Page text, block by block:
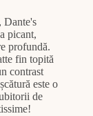
Dante's
picant,
profundă.
fin topită
contrast
este o
de